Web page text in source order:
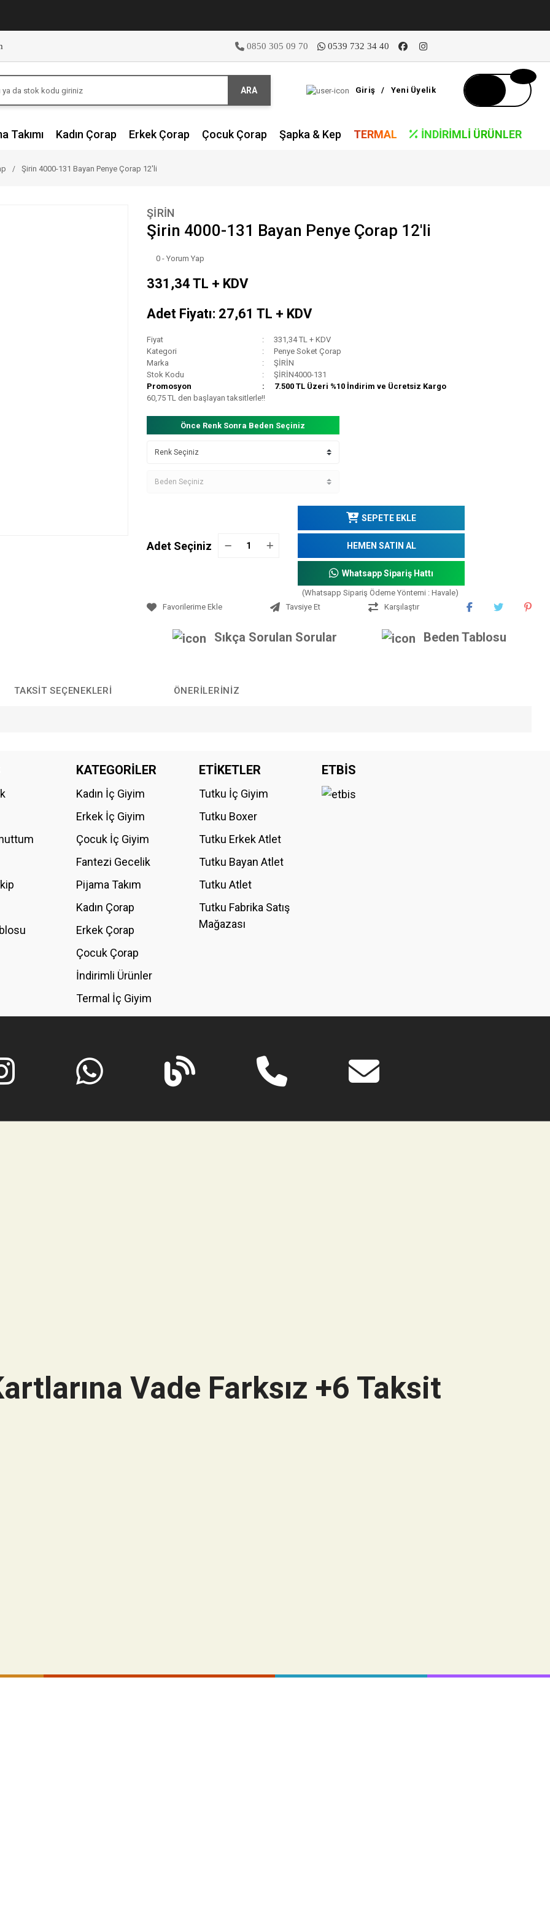
0850 305 09 70 0539 732 34 40
ARA Giriş / Yeni Üyelik
Takımı Kadın Çorap Erkek Çorap Çocuk Çorap Şapka & Kep TERMAL İNDIRIMLI ÜRÜNLER
Şirin 4000-131 Bayan Penye Çorap 12'li
ŞİRİN
Şirin 4000-131 Bayan Penye Çorap 12'li
0 - Yorum Yap
331,34 TL + KDV
Adet Fiyatı: 27,61 TL + KDV
Fiyat
331,34 TL + KDV
Kategori
Penye Soket Çorap
Marka
ŞİRİN
Stok Kodu
ŞİRİN4000-131
Promosyon
7.500 TL Üzeri %10 İndirim ve Ücretsiz Kargo
60,75 TL den başlayan taksitlerle!!
Önce Renk Sonra Beden Seçiniz
Adet Seçiniz
SEPETE EKLE
HEMEN SATIN AL
Whatsapp Sipariş Hattı
(Whatsapp Sipariş Ödeme Yöntemi : Havale)
Tavsiye Et
Karşılaştır
Sıkça Sorulan Sorular Beden Tablosu
TAKSIT SEÇENEKLERI ÖNERILERINIZ
Bu ürüne ilk yorumu siz yapın!
KATEGORİLER
Kadın İç Giyim
Erkek İç Giyim
Çocuk İç Giyim
Fantezi Gecelik
Pijama Takım
Kadın Çorap
Erkek Çorap
Çocuk Çorap
İndirimli Ürünler
Termal İç Giyim
ETİKETLER
Tutku İç Giyim
Tutku Boxer
Tutku Erkek Atlet
Tutku Bayan Atlet
Tutku Atlet
Tutku Fabrika Satış
Mağazası
ETBİS
Vade Farksız +6 Taksit